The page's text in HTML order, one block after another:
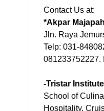
Contact Us at:
*Akpar
Jln. Raya
Telp: 031-
081233752227.
-Tristar
School of
Hospitality,